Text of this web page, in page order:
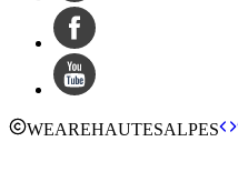
WEAREHAUTESALPES